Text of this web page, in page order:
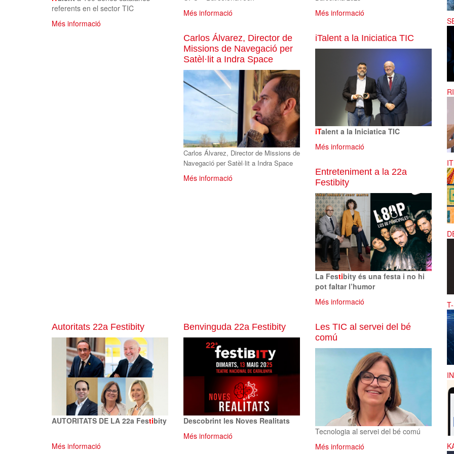
referents en el sector TIC
Més informació
Més informació
Més informació
Carlos Álvarez, Director de
Missions de Navegació per
Satèl·lit a Indra Space
Carlos Álvarez, Director de Missions de
Navegació per Satèl·lit a Indra Space
Més informació
iTalent a la Iniciatica TIC
iTalent a la Iniciatica TIC
Més informació
Entreteniment a la 22a
Festibity
La Festibity és una festa i no hi
pot faltar l’humor
Més informació
Autoritats 22a Festibity
AUTORITATS DE LA 22a Festibity
Més informació
Benvinguda 22a Festibity
Descobrint les Noves Realitats
Més informació
Les TIC al servei del bé
comú
Tecnologia al servei del bé comú
Més informació